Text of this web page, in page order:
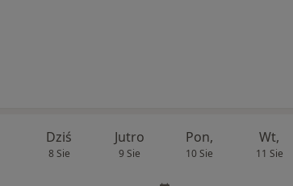
Dziś
8 Sie
Jutro
9 Sie
Pon,
10 Sie
Wt,
11 Sie